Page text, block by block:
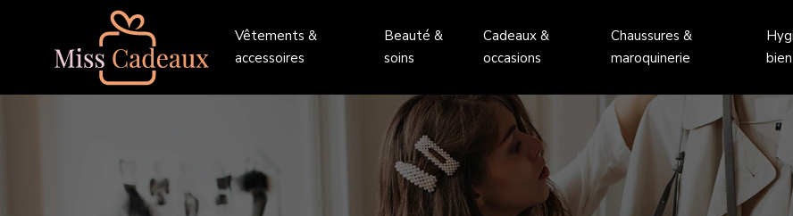
Vêtements &
accessoires
Beauté &
soins
Cadeaux &
occasions
Chaussures &
maroquinerie